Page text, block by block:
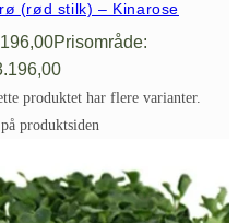
(rød stilk) – Kinarose
Prisområde:
produktet har flere varianter.
produktsiden